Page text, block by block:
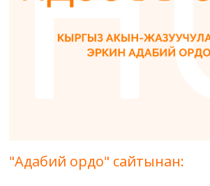
"Адабий ордо" сайтынан: